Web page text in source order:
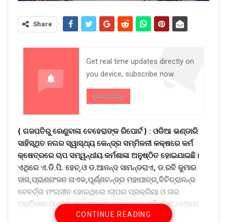
Share
Get real time updates directly on
you device, subscribe now.
Subscribe
{ ଗଜପତିରୁ ରେଣୁବାଳା ବେହେରାଙ୍କ ରିପୋର୍ଟ } : ଓଡିଆ ଭଣ୍ଡାରି
ସାହିସ୍ଥିତ ନଗର ସ୍ୱାସ୍ଥ୍ୟ କେନ୍ଦ୍ର ସମ୍ମିଳନୀ କକ୍ଷରେ କର୍ମ
କ୍ଷେତ୍ରରେ ଚାପ ସମ୍ୱନ୍ଧୀୟ କର୍ମଶାଳା ଅନୁଷ୍ଠିତ ହୋଇଯାଇଛି।
ଏଥିରେ ଏ.ଡି.ପି. ହେଚ୍.ଓ ଡ.ଆନନ୍ଦ ସାମନ୍ଡରାଏ, ଡ.ରବି କୁମାର
ଦାସ,ପ୍ରାଣରଂଜନ ନାଏକ,ପୂର୍ଣ୍ଣଚନ୍ଦ୍ର ମହାପାତ୍ର,ବିଚିତ୍ରାନନ୍ଦ
ବେବର୍ତ୍ତା ମଂଚାସୀନ ହୋଇଥିଲେ।ଚାପର ପ୍ରକ୍ରିୟା ଓ ତାର
ପ୍ରତିକାର ଉପରେ ଆଲୋକପାତ ବକ୍ତାମାନେ କରିଥିଲେ।ଏଥିରେ
ଅବସରପ୍ରାପ୍ତ କର୍ମଚାରୀ ଯଥା:-ଅଶ୍ୱିନୀ କୁମାର ପାଢୀ,ଭାଗବତ
CONTINUE READING